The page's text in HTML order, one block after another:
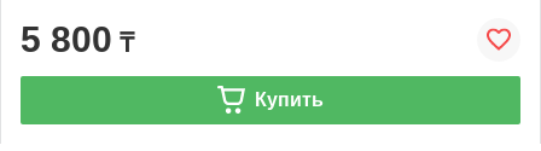
5 800 ₸
Купить